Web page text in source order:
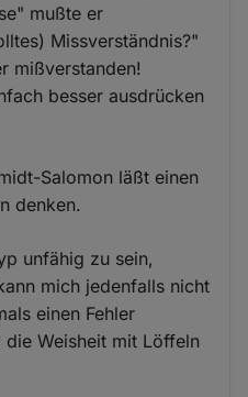
mußte er
Missverständnis?"
mißverstanden!
besser ausdrücken
Salomon läßt einen
denken.
unfähig zu sein,
mich jedenfalls nicht
einen Fehler
Weisheit mit Löffeln